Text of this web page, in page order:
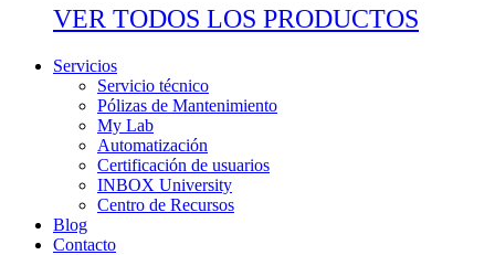
VER TODOS LOS PRODUCTOS
Servicios
Servicio técnico
Pólizas de Mantenimiento
My Lab
Automatización
Certificación de usuarios
INBOX University
Centro de Recursos
Blog
Contacto